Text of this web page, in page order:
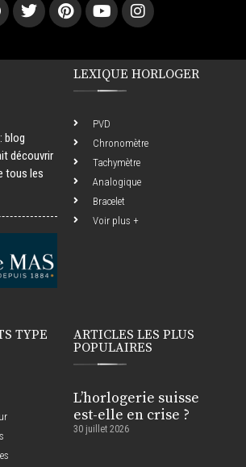
: blog
découvrir
tous les
LEXIQUE HORLOGER
PVD
Chronomètre
Tachymètre
Analogique
Bracelet
Voir plus +
TYPE
ARTICLES LES PLUS
POPULAIRES
L’horlogerie suisse
est-elle en crise ?
30 juillet 2026